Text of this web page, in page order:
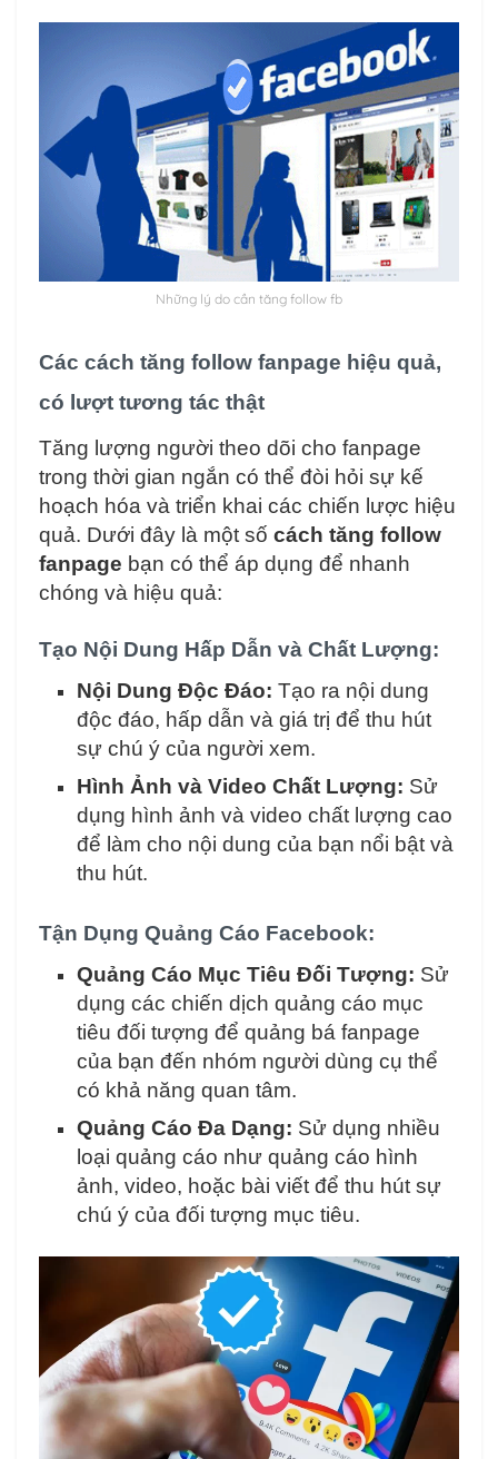
Những lý do cần tăng follow fb
Các cách tăng follow fanpage hiệu quả,
có lượt tương tác thật
Tăng lượng người theo dõi cho fanpage
trong thời gian ngắn có thể đòi hỏi sự kế
hoạch hóa và triển khai các chiến lược hiệu
quả. Dưới đây là một số cách tăng follow
fanpage bạn có thể áp dụng để nhanh
chóng và hiệu quả:
Tạo Nội Dung Hấp Dẫn và Chất Lượng:
Nội Dung Độc Đáo: Tạo ra nội dung
độc đáo, hấp dẫn và giá trị để thu hút
sự chú ý của người xem.
Hình Ảnh và Video Chất Lượng: Sử
dụng hình ảnh và video chất lượng cao
để làm cho nội dung của bạn nổi bật và
thu hút.
Tận Dụng Quảng Cáo Facebook:
Quảng Cáo Mục Tiêu Đối Tượng: Sử
dụng các chiến dịch quảng cáo mục
tiêu đối tượng để quảng bá fanpage
của bạn đến nhóm người dùng cụ thể
có khả năng quan tâm.
Quảng Cáo Đa Dạng: Sử dụng nhiều
loại quảng cáo như quảng cáo hình
ảnh, video, hoặc bài viết để thu hút sự
chú ý của đối tượng mục tiêu.